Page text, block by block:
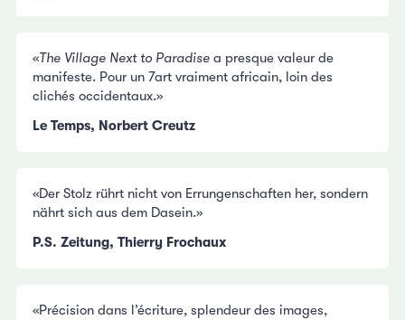
«The Village Next to Paradise a presque valeur de
manifeste. Pour un 7art vraiment africain, loin des
clichés occidentaux.»
Le Temps, Norbert Creutz
«Der Stolz rührt nicht von Errungenschaften her, sondern
nährt sich aus dem Dasein.»
P.S. Zeitung, Thierry Frochaux
«Précision dans l’écriture, splendeur des images,